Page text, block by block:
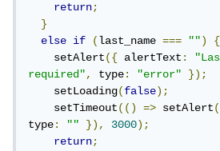
return;
}
else
if (last_name === "")
{
    setAlert
({ alertText:
required", type: "error"
});
    setLoading
(false);
    setTimeout
(() => setAlert
type: "" }), 3000);
return;